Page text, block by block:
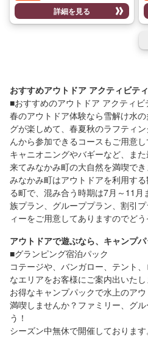
景色を楽しみたい人には是非オス
スメです。 乗船者全員で息を合わ
せてパドルを漕ぎ、大自然に囲ま
葉に囲まれながら進む、極上の湖
上クルージングをお楽しみくださ
い。 【開催期間】 4月～11月迄
詳細を見る
おすすめアウトドア アクティビティ
■おすすめのアウトドア アクティビ
春のアウトドア体験なら雪解け水
グが楽しめて、春夏秋のラフティ
んから参加できるコースもご用意し
キャニオニングやバギーなど、ま
来てみなかみ町の大自然を満喫でき
みなかみ町はアウトドアを利用す
る町で、混み合う時期は7月～11
族プラン、グループプラン、割引
ィーをご用意してありますのでどう
アウトドアで遊ぶなら、キャンプパ
■グランピング宿泊パック
コテージや、バンガロー、テント
なエリアをお客様にご案内出いたし
お得なキャンプパックで水上のア
満喫しませんか？ファミリー、グ
う！
シーズン中無休で開催しております。